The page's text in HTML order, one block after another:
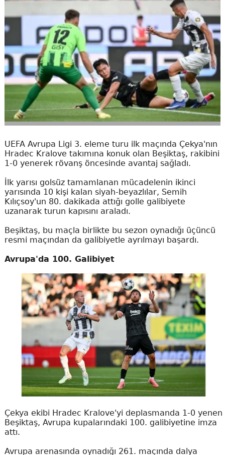
UEFA Avrupa Ligi 3. eleme turu ilk maçında Çekya'nın
Hradec Kralove takımına konuk olan Beşiktaş, rakibini
1-0 yenerek rövanş öncesinde avantaj sağladı.
İlk yarısı golsüz tamamlanan mücadelenin ikinci
yarısında 10 kişi kalan siyah-beyazlılar, Semih
Kılıçsoy'un 80. dakikada attığı golle galibiyete
uzanarak turun kapısını araladı.
Beşiktaş, bu maçla birlikte bu sezon oynadığı üçüncü
resmi maçından da galibiyetle ayrılmayı başardı.
Avrupa'da 100. Galibiyet
Çekya ekibi Hradec Kralove'yi deplasmanda 1-0 yenen
Beşiktaş, Avrupa kupalarındaki 100. galibiyetine imza
attı.
Avrupa arenasında oynadığı 261. maçında dalya